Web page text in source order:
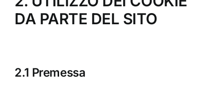
DA PARTE DEL SITO
2.1 Premessa